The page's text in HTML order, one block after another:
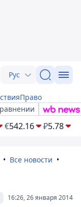
Рус
Право
€542.16 ₽5.78
Все новости
16:26, 26 января 2014